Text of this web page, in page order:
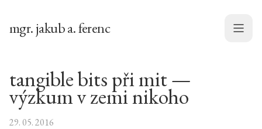
mgr. jakub a. ferenc Menu
tangible bits při mit —
výzkum v zemi nikoho
29. 05. 2016